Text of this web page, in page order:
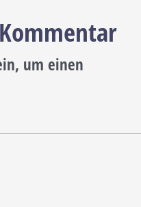
um einen